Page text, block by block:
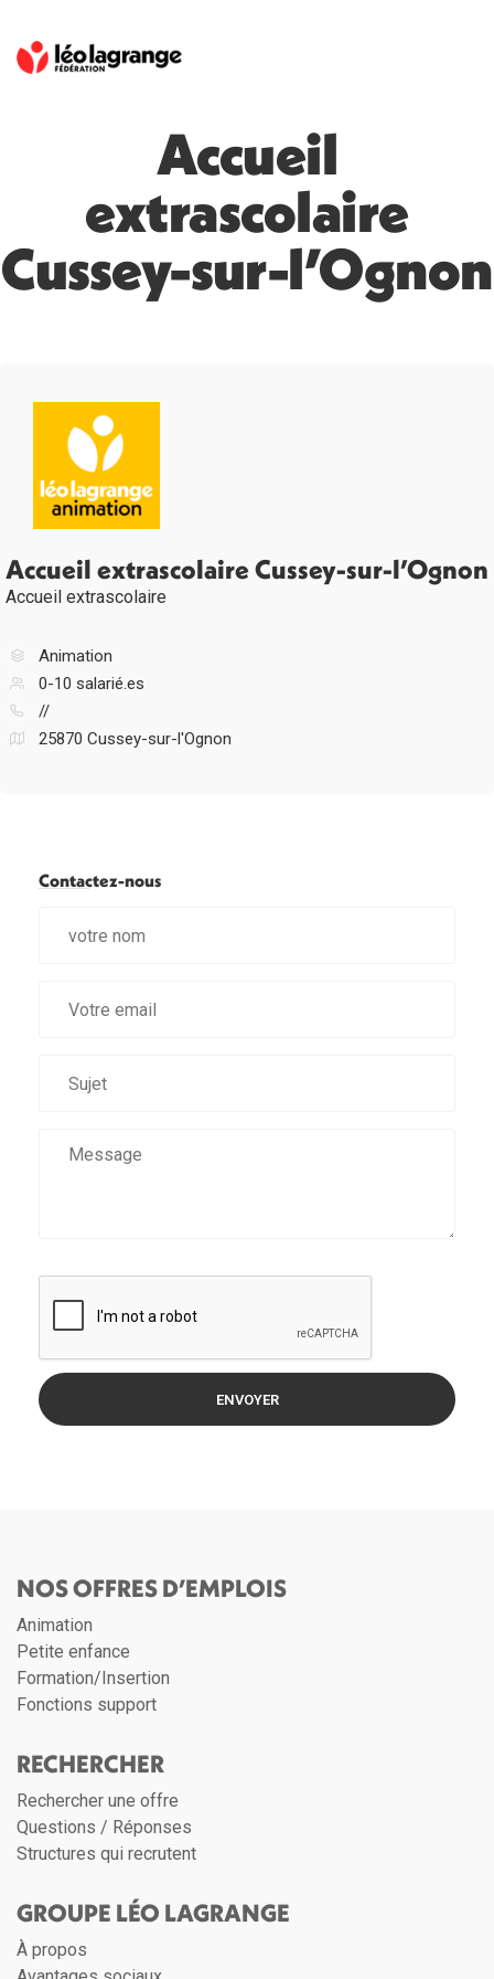
Accueil
extrascolaire
Cussey-sur-l’Ognon
Accueil extrascolaire Cussey-sur-l’Ognon
Accueil extrascolaire
Animation
0-10 salarié.es
//
25870 Cussey-sur-l'Ognon
Contactez-nous
ENVOYER
NOS OFFRES D’EMPLOIS
Animation
Petite enfance
Formation/Insertion
Fonctions support
RECHERCHER
Rechercher une offre
Questions / Réponses
Structures qui recrutent
GROUPE LÉO LAGRANGE
À propos